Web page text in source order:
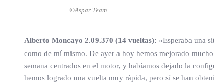
©Aspar Team
Alberto Moncayo 2.09.370 (14 vueltas): «Esperaba una
como de mí mismo. De ayer a hoy hemos mejorado
semana centrados en el motor, y habíamos dejado la
hemos logrado una vuelta muy rápida, pero sí se han